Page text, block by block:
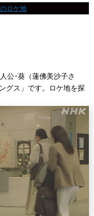
ロケ地
公･葵（蓮佛美沙子さ
グス」です。ロケ地を探